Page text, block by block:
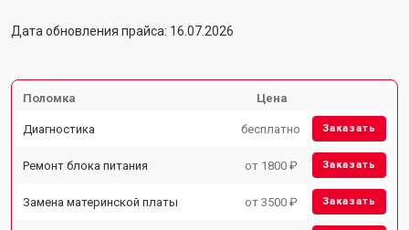
Дата обновления прайса: 16.07.2026
Поломка Цена
Диагностика бесплатно Заказать
Ремонт блока питания от 1800 ₽ Заказать
Замена материнской платы от 3500 ₽ Заказать